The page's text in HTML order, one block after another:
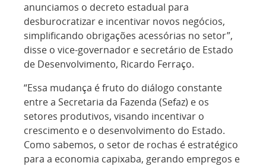
anunciamos o decreto estadual para
desburocratizar e incentivar novos negócios,
simplificando obrigações acessórias no setor”,
disse o vice-governador e secretário de Estado
de Desenvolvimento, Ricardo Ferraço.
“Essa mudança é fruto do diálogo constante
entre a Secretaria da Fazenda (Sefaz) e os
setores produtivos, visando incentivar o
crescimento e o desenvolvimento do Estado.
Como sabemos, o setor de rochas é estratégico
para a economia capixaba, gerando empregos e